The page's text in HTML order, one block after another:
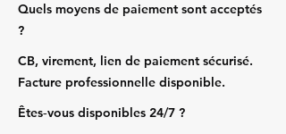
Quels moyens de paiement sont acceptés
?
CB, virement, lien de paiement sécurisé.
Facture professionnelle disponible.
Êtes‑vous disponibles 24/7 ?